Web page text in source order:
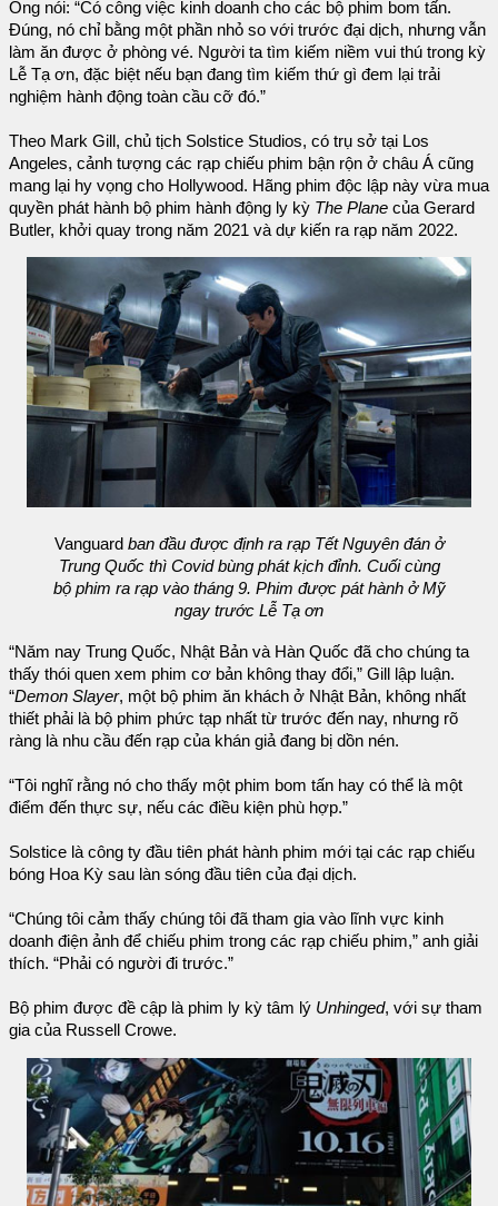
Ông nói: “Có công việc kinh doanh cho các bộ phim bom tấn.
Đúng, nó chỉ bằng một phần nhỏ so với trước đại dịch, nhưng vẫn
làm ăn được ở phòng vé. Người ta tìm kiếm niềm vui thú trong kỳ
Lễ Tạ ơn, đặc biệt nếu bạn đang tìm kiếm thứ gì đem lại trải
nghiệm hành động toàn cầu cỡ đó.”
Theo Mark Gill, chủ tịch Solstice Studios, có trụ sở tại Los
Angeles, cảnh tượng các rạp chiếu phim bận rộn ở châu Á cũng
mang lại hy vọng cho Hollywood. Hãng phim độc lập này vừa mua
quyền phát hành bộ phim hành động ly kỳ The Plane của Gerard
Butler, khởi quay trong năm 2021 và dự kiến ra rạp năm 2022.
Vanguard ban đầu được định ra rạp Tết Nguyên đán ở
Trung Quốc thì Covid bùng phát kịch đỉnh. Cuối cùng
bộ phim ra rạp vào tháng 9. Phim được pát hành ở Mỹ
ngay trước Lễ Tạ ơn
“Năm nay Trung Quốc, Nhật Bản và Hàn Quốc đã cho chúng ta
thấy thói quen xem phim cơ bản không thay đổi,” Gill lập luận.
“Demon Slayer, một bộ phim ăn khách ở Nhật Bản, không nhất
thiết phải là bộ phim phức tạp nhất từ trước đến nay, nhưng rõ
ràng là nhu cầu đến rạp của khán giả đang bị dồn nén.
“Tôi nghĩ rằng nó cho thấy một phim bom tấn hay có thể là một
điểm đến thực sự, nếu các điều kiện phù hợp.”
Solstice là công ty đầu tiên phát hành phim mới tại các rạp chiếu
bóng Hoa Kỳ sau làn sóng đầu tiên của đại dịch.
“Chúng tôi cảm thấy chúng tôi đã tham gia vào lĩnh vực kinh
doanh điện ảnh để chiếu phim trong các rạp chiếu phim,” anh giải
thích. “Phải có người đi trước.”
Bộ phim được đề cập là phim ly kỳ tâm lý Unhinged, với sự tham
gia của Russell Crowe.